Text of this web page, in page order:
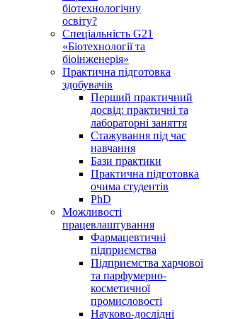
біотехнологічну
освіту?
Спеціальність G21
«Біотехнології та
біоінженерія»
Практична підготовка
здобувачів
Перший практичний
досвід: практичні та
лабораторні заняття
Стажування під час
навчання
Бази практики
Практична підготовка
очима студентів
PhD
Можливості
працевлаштування
Фармацевтичні
підприємства
Підприємства харчової
та парфумерно-
косметичної
промисловості
Науково-дослідні